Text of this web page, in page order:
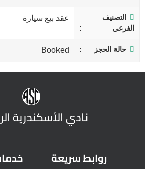
التصنيف
الفرعي
عقد بيع سيارة
حالة الحجز Booked
نادي الأسكندرية
روابط سريعة